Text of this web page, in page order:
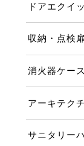
ドアエクイ
収納・点検
消火器ケース
アーキテク
サニタリー